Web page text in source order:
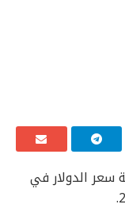
سعر الدولار في